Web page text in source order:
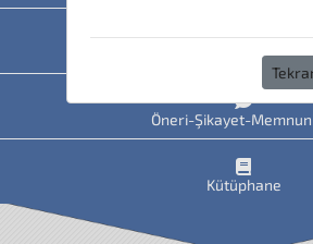
Uzaktan Eğitim
Öneri-Şikayet-
Kütüphane